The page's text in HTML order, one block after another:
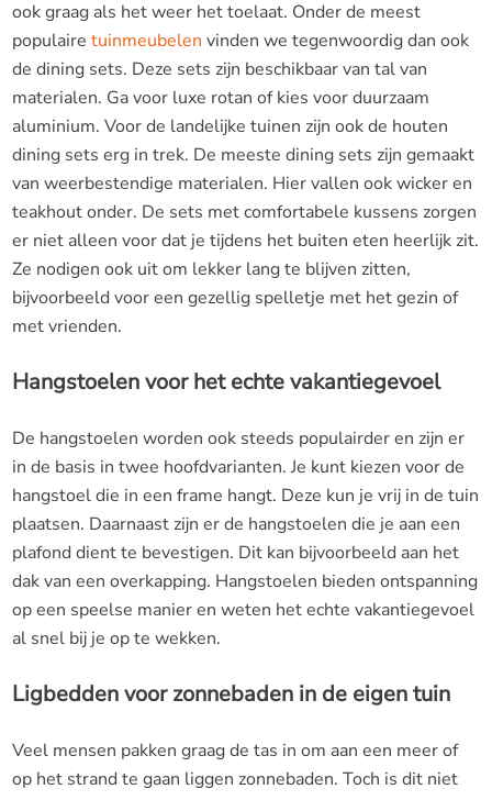
ook graag als het weer het toelaat. Onder de meest
populaire tuinmeubelen vinden we tegenwoordig dan ook
de dining sets. Deze sets zijn beschikbaar van tal van
materialen. Ga voor luxe rotan of kies voor duurzaam
aluminium. Voor de landelijke tuinen zijn ook de houten
dining sets erg in trek. De meeste dining sets zijn gemaakt
van weerbestendige materialen. Hier vallen ook wicker en
teakhout onder. De sets met comfortabele kussens zorgen
er niet alleen voor dat je tijdens het buiten eten heerlijk zit.
Ze nodigen ook uit om lekker lang te blijven zitten,
bijvoorbeeld voor een gezellig spelletje met het gezin of
met vrienden.
Hangstoelen voor het echte vakantiegevoel
De hangstoelen worden ook steeds populairder en zijn er
in de basis in twee hoofdvarianten. Je kunt kiezen voor de
hangstoel die in een frame hangt. Deze kun je vrij in de tuin
plaatsen. Daarnaast zijn er de hangstoelen die je aan een
plafond dient te bevestigen. Dit kan bijvoorbeeld aan het
dak van een overkapping. Hangstoelen bieden ontspanning
op een speelse manier en weten het echte vakantiegevoel
al snel bij je op te wekken.
Ligbedden voor zonnebaden in de eigen tuin
Veel mensen pakken graag de tas in om aan een meer of
op het strand te gaan liggen zonnebaden. Toch is dit niet